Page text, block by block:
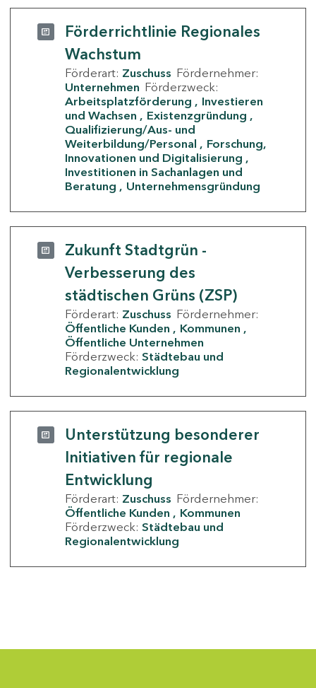
Förderrichtlinie Regionales
Wachstum
Förderart: Zuschuss Fördernehmer:
Unternehmen Förderzweck:
Arbeitsplatzförderung
Investieren
und Wachsen
Existenzgründung
Qualifizierung/Aus- und
Weiterbildung/Personal
Forschung,
Innovationen und Digitalisierung
Investitionen in Sachanlagen und
Beratung
Unternehmensgründung
Zukunft Stadtgrün -
Verbesserung des
städtischen Grüns (ZSP)
Förderart: Zuschuss Fördernehmer:
Öffentliche Kunden
Kommunen
Öffentliche Unternehmen
Förderzweck: Städtebau und
Regionalentwicklung
Unterstützung besonderer
Initiativen für regionale
Entwicklung
Förderart: Zuschuss Fördernehmer:
Öffentliche Kunden
Kommunen
Förderzweck: Städtebau und
Regionalentwicklung